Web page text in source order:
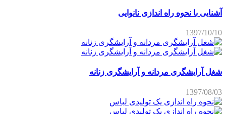
آشنایی با نحوه راه اندازی نانوایی
1397/10/10
شغل آرایشگری مردانه و آرایشگری زنانه
1397/08/03